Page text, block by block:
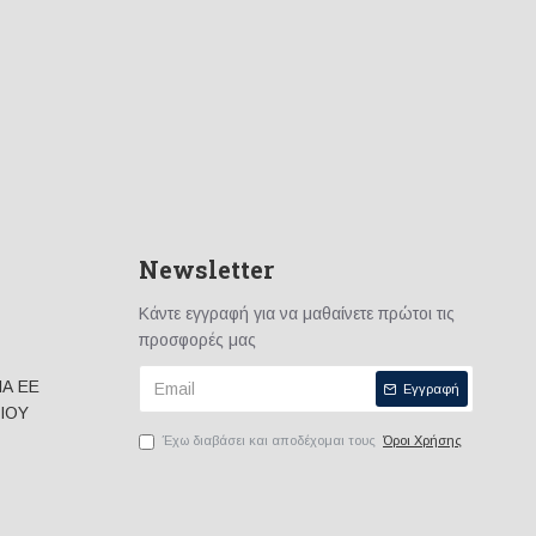
ΕΕ
Newsletter
Κάντε εγγραφή για να μαθαίνετε πρώτοι τις
προσφορές μας
Εγγραφή
Έχω διαβάσει και αποδέχομαι τους Όροι Χρήσης